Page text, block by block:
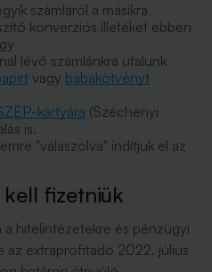
számláról a másikra
konverziós illetéket ebben
lévő számlánkra utalunk
vagy babakötvényt
kártyára (Széchenyi
is.
"válaszolva" indítjuk el az
fizetniük
hitelintézetekre és pénzügyi
az extraprofitadó 2022. július